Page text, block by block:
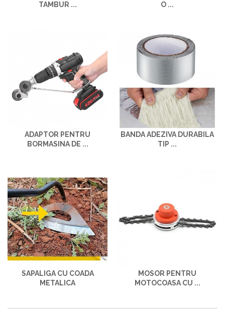
TAMBUR ...
O ...
ADAPTOR PENTRU
BORMASINA DE ...
BANDA ADEZIVA DURABILA
TIP ...
SAPALIGA CU COADA
METALICA
MOSOR PENTRU
MOTOCOASA CU ...